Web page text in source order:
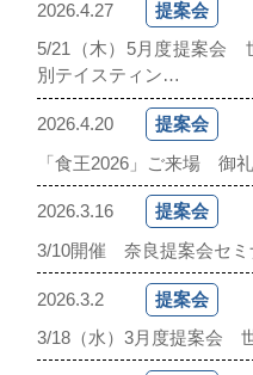
2026.4.27 提案会
5/21（木）5月度提案会
別テイスティン…
2026.4.20 提案会
「食王2026」ご来場 御礼
2026.3.16 提案会
3/10開催 奈良提案会セ
2026.3.2 提案会
3/18（水）3月度提案会